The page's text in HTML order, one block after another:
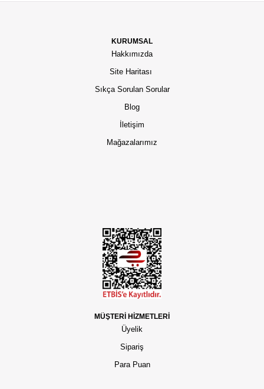
KURUMSAL
Hakkımızda
Site Haritası
Sıkça Sorulan Sorular
Blog
İletişim
Mağazalarımız
MÜŞTERİ HİZMETLERİ
Üyelik
Sipariş
Para Puan